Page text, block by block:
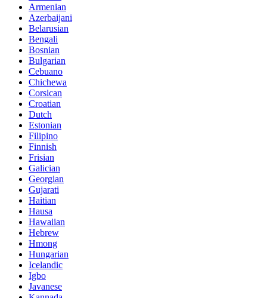
Armenian
Azerbaijani
Belarusian
Bengali
Bosnian
Bulgarian
Cebuano
Chichewa
Corsican
Croatian
Dutch
Estonian
Filipino
Finnish
Frisian
Galician
Georgian
Gujarati
Haitian
Hausa
Hawaiian
Hebrew
Hmong
Hungarian
Icelandic
Igbo
Javanese